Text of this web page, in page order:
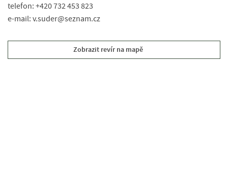
telefon: +420 732 453 823
e-mail: v.suder@seznam.cz
Zobrazit revír na mapě